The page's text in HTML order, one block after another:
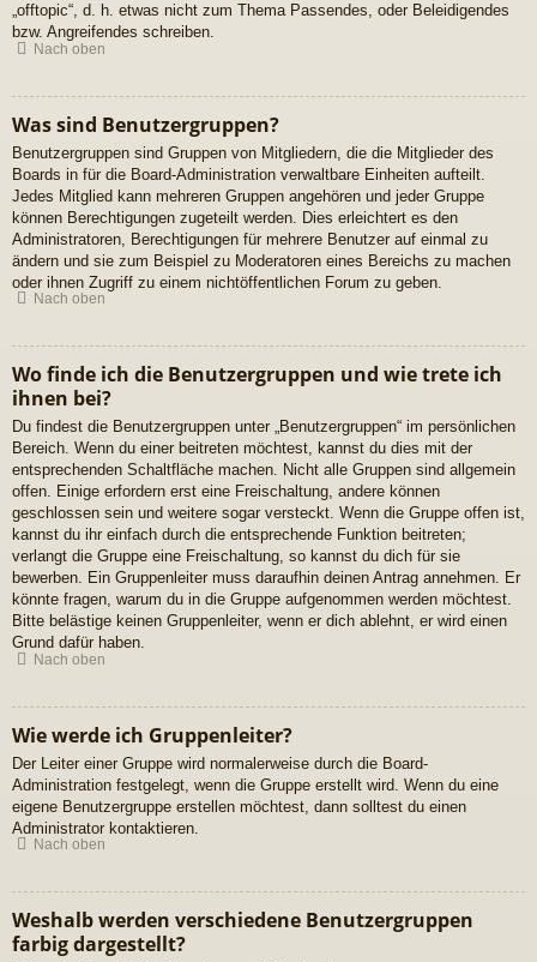
„offtopic“, d. h. etwas nicht zum Thema Passendes, oder Beleidigendes
bzw. Angreifendes schreiben.
Nach oben
Was sind Benutzergruppen?
Benutzergruppen sind Gruppen von Mitgliedern, die die Mitglieder des
Boards in für die Board-Administration verwaltbare Einheiten aufteilt.
Jedes Mitglied kann mehreren Gruppen angehören und jeder Gruppe
können Berechtigungen zugeteilt werden. Dies erleichtert es den
Administratoren, Berechtigungen für mehrere Benutzer auf einmal zu
ändern und sie zum Beispiel zu Moderatoren eines Bereichs zu machen
oder ihnen Zugriff zu einem nichtöffentlichen Forum zu geben.
Nach oben
Wo finde ich die Benutzergruppen und wie trete ich
ihnen bei?
Du findest die Benutzergruppen unter „Benutzergruppen“ im persönlichen
Bereich. Wenn du einer beitreten möchtest, kannst du dies mit der
entsprechenden Schaltfläche machen. Nicht alle Gruppen sind allgemein
offen. Einige erfordern erst eine Freischaltung, andere können
geschlossen sein und weitere sogar versteckt. Wenn die Gruppe offen ist,
kannst du ihr einfach durch die entsprechende Funktion beitreten;
verlangt die Gruppe eine Freischaltung, so kannst du dich für sie
bewerben. Ein Gruppenleiter muss daraufhin deinen Antrag annehmen. Er
könnte fragen, warum du in die Gruppe aufgenommen werden möchtest.
Bitte belästige keinen Gruppenleiter, wenn er dich ablehnt, er wird einen
Grund dafür haben.
Nach oben
Wie werde ich Gruppenleiter?
Der Leiter einer Gruppe wird normalerweise durch die Board-
Administration festgelegt, wenn die Gruppe erstellt wird. Wenn du eine
eigene Benutzergruppe erstellen möchtest, dann solltest du einen
Administrator kontaktieren.
Nach oben
Weshalb werden verschiedene Benutzergruppen
farbig dargestellt?